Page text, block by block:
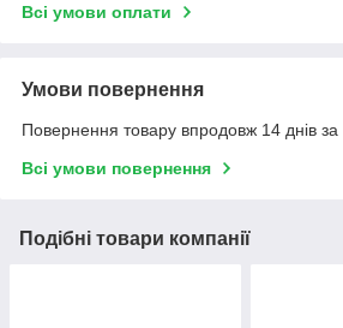
Всі умови оплати
Умови повернення
Повернення товару впродовж 14 днів за
Всі умови повернення
Подібні товари компанії